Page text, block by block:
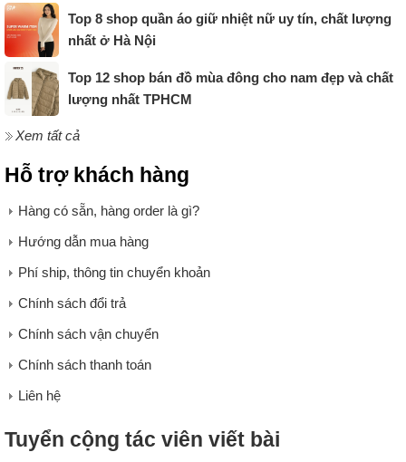
Top 8 shop quần áo giữ nhiệt nữ uy tín, chất lượng
nhất ở Hà Nội
Top 12 shop bán đồ mùa đông cho nam đẹp và chất
lượng nhất TPHCM
Xem tất cả
Hỗ trợ khách hàng
Hàng có sẵn, hàng order là gì?
Hướng dẫn mua hàng
Phí ship, thông tin chuyển khoản
Chính sách đổi trả
Chính sách vận chuyển
Chính sách thanh toán
Liên hệ
Tuyển cộng tác viên viết bài